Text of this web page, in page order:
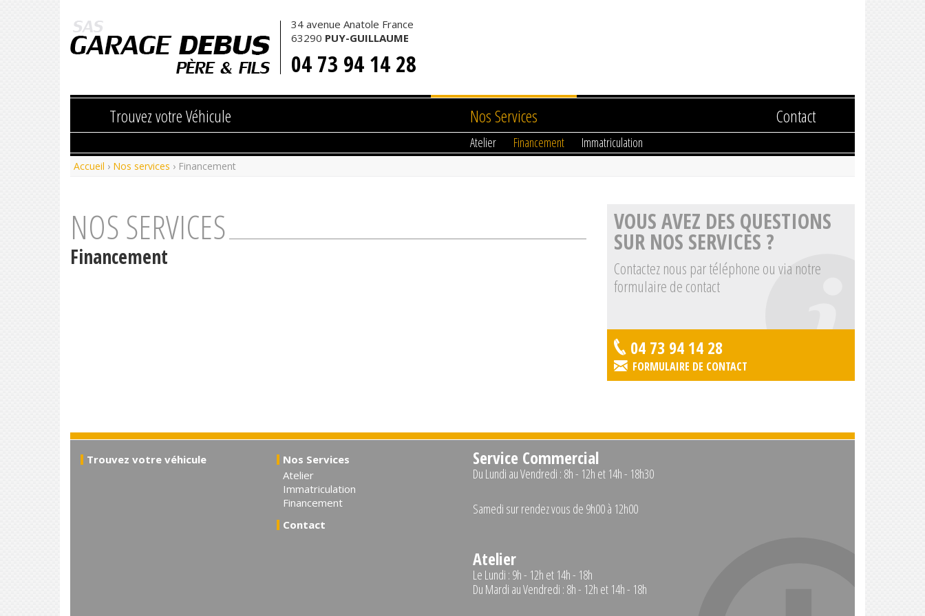
DEBUS AUTOMOBILES
34 avenue Anatole France
63290 PUY-GUILLAUME
04 73 94 14 28
Trouvez votre Véhicule Nos Services
Atelier Financement Immatriculation
Contact
Accueil › Nos services › Financement
NOS SERVICES
Financement
VOUS AVEZ DES QUESTIONS
SUR NOS SERVICES ?
Contactez nous par téléphone ou via notre
formulaire de contact
04 73 94 14 28
FORMULAIRE DE CONTACT
Trouvez votre véhicule
Nos Services
Atelier
Immatriculation
Financement
Contact
Service Commercial
Du Lundi au Vendredi : 8h - 12h et 14h - 18h30
Samedi sur rendez vous de 9h00 à 12h00
Atelier
Le Lundi : 9h - 12h et 14h - 18h
Du Mardi au Vendredi : 8h - 12h et 14h - 18h